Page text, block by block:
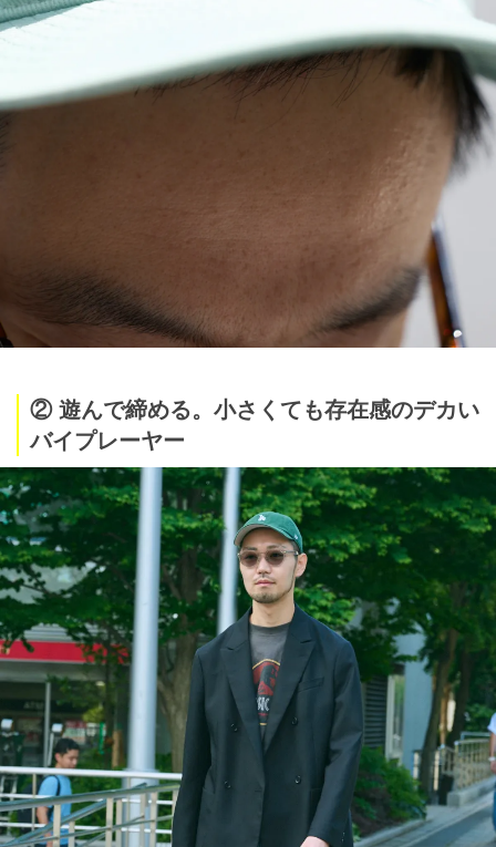
② 遊んで締める。小さくても存在感のデカい
バイプレーヤー